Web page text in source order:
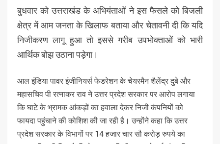
बुधवार को उत्तराखंड के अभियंताओं ने इस फैसले को बिजली
क्षेत्र में आम जनता के खिलाफ बताया और चेतावनी दी कि यदि
निजीकरण लागू हुआ तो इससे गरीब उपभोक्ताओं को भारी
आर्थिक बोझ उठाना पड़ेगा।
आल इंडिया पावर इंजीनियर्स फेडरेशन के चेयरमैन शैलेंद्र दुबे और
महासचिव पी रत्नाकर राव ने उत्तर प्रदेश सरकार पर आरोप लगाया
कि घाटे के भ्रामक आंकड़ों का हवाला देकर निजी कंपनियों को
फायदा पहुंचाने की कोशिश की जा रही है। उन्होंने कहा कि उत्तर
प्रदेश सरकार के विभागों पर 14 हजार चार सौ करोड़ रुपये का